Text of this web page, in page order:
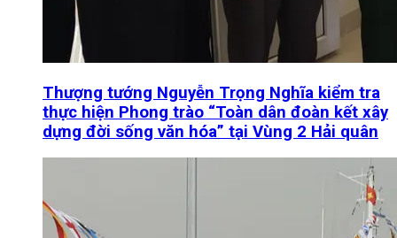
Thượng tướng Nguyễn Trọng Nghĩa kiểm tra
thực hiện Phong trào “Toàn dân đoàn kết xây
dựng đời sống văn hóa” tại Vùng 2 Hải quân